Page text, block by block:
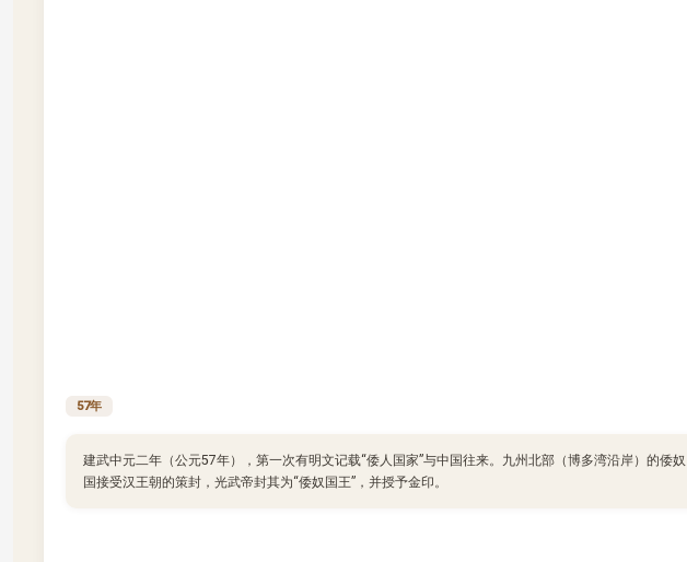
57年
建武中元二年（公元57年），第一次有明文记载“倭人国家”与中国往来。九州北部（博多湾沿岸）的倭奴
国接受汉王朝的策封，光武帝封其为“倭奴国王”，并授予金印。